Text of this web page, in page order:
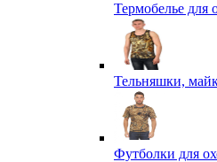
Термобелье для
Тельняшки,
Футболки для